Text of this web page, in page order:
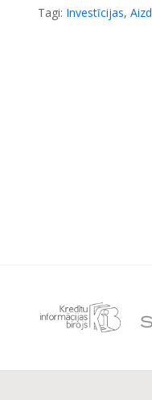
Tagi: Investīcijas,